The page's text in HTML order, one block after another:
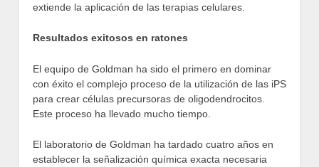
extiende la aplicación de las terapias celulares.
Resultados exitosos en ratones
El equipo de Goldman ha sido el primero en dominar
con éxito el complejo proceso de la utilización de las iPS
para crear células precursoras de oligodendrocitos.
Este proceso ha llevado mucho tiempo.
El laboratorio de Goldman ha tardado cuatro años en
establecer la señalización química exacta necesaria